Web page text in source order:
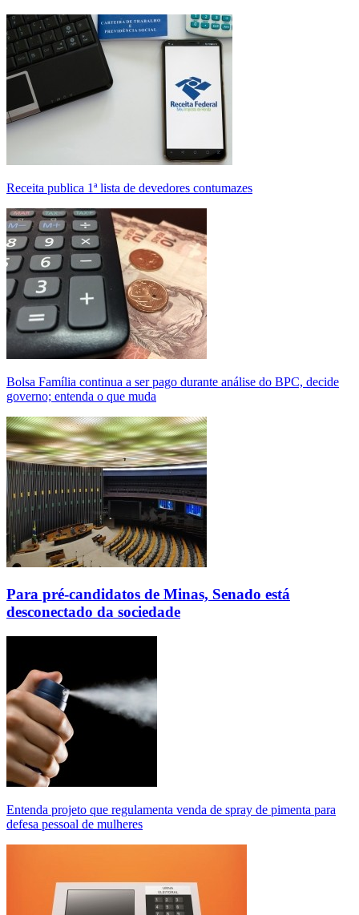
Receita publica 1ª lista de devedores contumazes
Bolsa Família continua a ser pago durante análise do BPC, decide
governo; entenda o que muda
Para pré-candidatos de Minas, Senado está
desconectado da sociedade
Entenda projeto que regulamenta venda de spray de pimenta para
defesa pessoal de mulheres